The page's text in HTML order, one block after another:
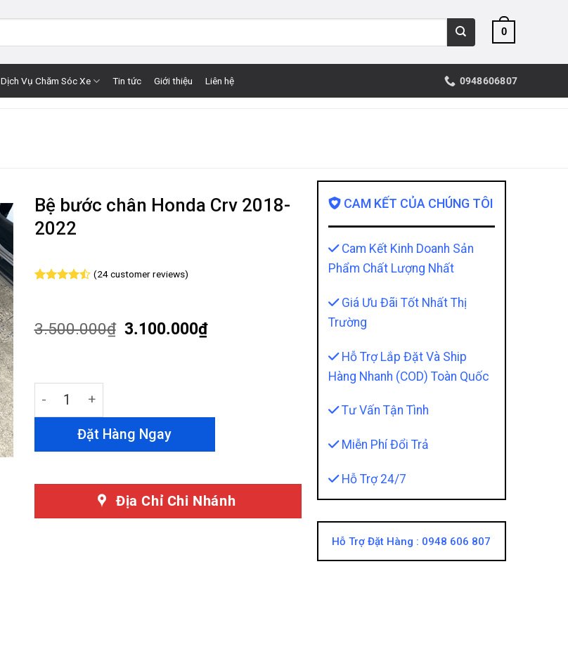
0
Dịch Vụ Chăm Sóc Xe Tin tức Giới thiệu Liên hệ 0948606807
Bệ bước chân Honda Crv 2018-
2022
based on
customer
(24customer reviews)
3.500.000₫ 3.100.000₫
Bệ bước chân Honda Crv 2018-2022 quantity
Đặt Hàng Ngay
Địa Chỉ Chi Nhánh
CAM KẾT CỦA CHÚNG TÔI
Cam Kết Kinh Doanh Sản
Phẩm Chất Lượng Nhất
Giá Ưu Đãi Tốt Nhất Thị
Trường
Hỗ Trợ Lắp Đặt Và Ship
Hàng Nhanh (COD) Toàn Quốc
Tư Vấn Tận Tình
Miễn Phí Đổi Trả
Hỗ Trợ 24/7
Hỗ Trợ Đặt Hàng : 0948 606 807